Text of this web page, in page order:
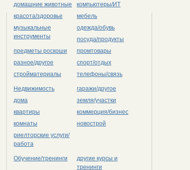
домашние животные
компьютеры/ИТ
красота/здоровье
мебель
музыкальные
инструменты
одежда/обувь
посуда/продукты
предметы роскоши
промтовары
разное/другое
спорт/отдых
стройматериалы
телефоны/связь
Недвижимость
гаражи/другое
дома
земля/участки
квартиры
коммерция/бизнес
комнаты
новострой
риелторские услуги/
работа
Обучение/тренинги
другие курсы и
тренинги